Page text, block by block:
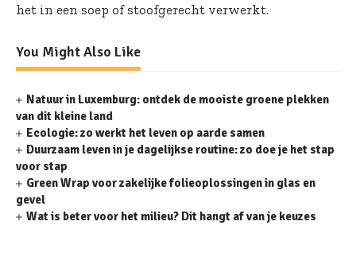
het in een soep of stoofgerecht verwerkt.
You Might Also Like
Natuur in Luxemburg: ontdek de mooiste groene plekken
van dit kleine land
Ecologie: zo werkt het leven op aarde samen
Duurzaam leven in je dagelijkse routine: zo doe je het stap
voor stap
Green Wrap voor zakelijke folieoplossingen in glas en
gevel
Wat is beter voor het milieu? Dit hangt af van je keuzes